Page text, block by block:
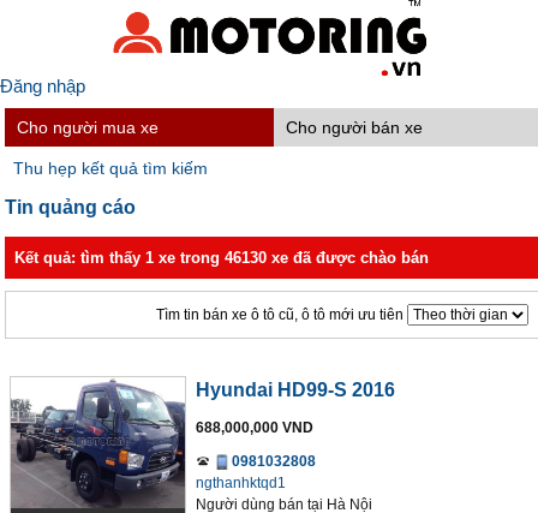
Đăng nhập
Cho người mua xe Cho người bán xe
Thu hẹp kết quả tìm kiếm
Tin quảng cáo
Kết quả: tìm thấy 1 xe trong 46130 xe đã được chào bán
Tìm tin bán xe ô tô cũ, ô tô mới ưu tiên
Hyundai HD99-S 2016
688,000,000 VND
0981032808
ngthanhktqd1
Người dùng bán tại Hà Nội